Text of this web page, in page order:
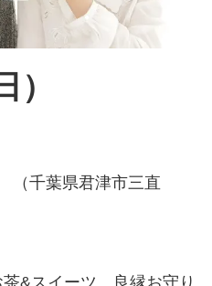
）
（千葉県君津市三直
&スイーツ、良縁お守り